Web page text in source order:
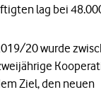
lag bei
20 wurde
Ziel, den neuen